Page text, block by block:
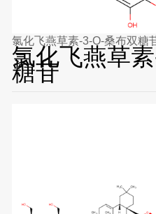
氯化飞燕草素-3-O-桑布双糖
氯化飞燕草
糖苷